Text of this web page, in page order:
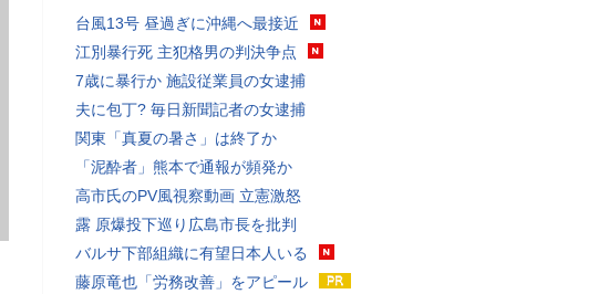
台風13号 昼過ぎに沖縄へ最接近
江別暴行死 主犯格男の判決争点
7歳に暴行か 施設従業員の女逮捕
夫に包丁? 毎日新聞記者の女逮捕
関東「真夏の暑さ」は終了か
「泥酔者」熊本で通報が頻発か
高市氏のPV風視察動画 立憲激怒
露 原爆投下巡り広島市長を批判
バルサ下部組織に有望日本人いる
藤原竜也「労務改善」をアピール